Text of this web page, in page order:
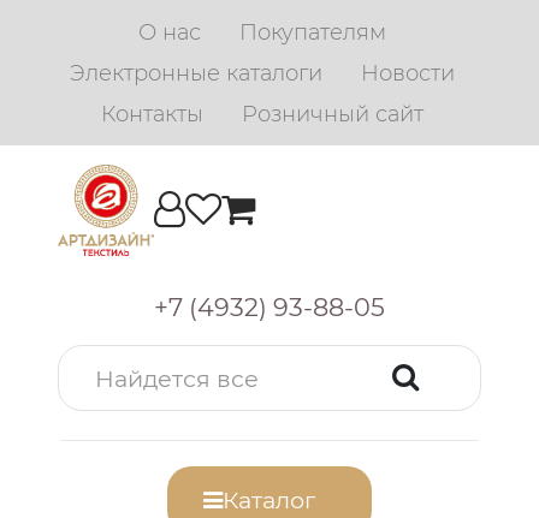
О нас
Покупателям
Электронные каталоги
Новости
Контакты
Розничный сайт
+7 (4932) 93-88-05
Каталог